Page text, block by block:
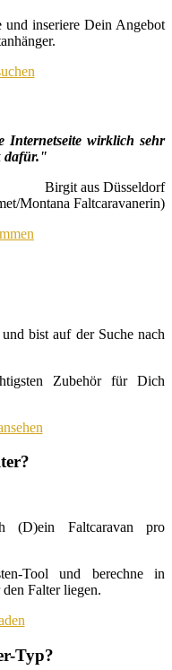
und inseriere Dein Angebot
wirklich sehr
dafür."
Birgit aus Düsseldorf
Montana Faltcaravanerin)
bist auf der Suche nach
Zubehör für Dich
(D)ein Faltcaravan pro
Tool und berechne in
Falter liegen.
Typ?